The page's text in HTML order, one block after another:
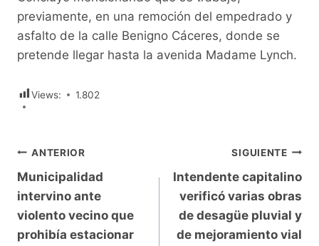
previamente, en una remoción del empedrado y
asfalto de la calle Benigno Cáceres, donde se
pretende llegar hasta la avenida Madame Lynch.
Views: 1.802
Navegación
de
entradas
ANTERIOR
Municipalidad
intervino ante
violento vecino que
prohibía estacionar
SIGUIENTE
Intendente capitalino
verificó varias obras
de desagüe pluvial y
de mejoramiento vial